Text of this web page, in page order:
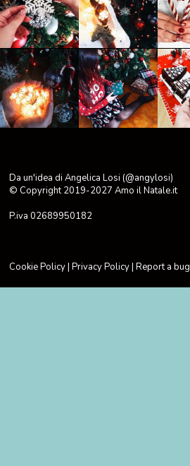
Da un'idea di Angelica Losi (@angylosi)
© Copyright 2019-2027Amo il Natale.it
P.iva 02689950182
Cookie Policy|Privacy Policy|Report a bug